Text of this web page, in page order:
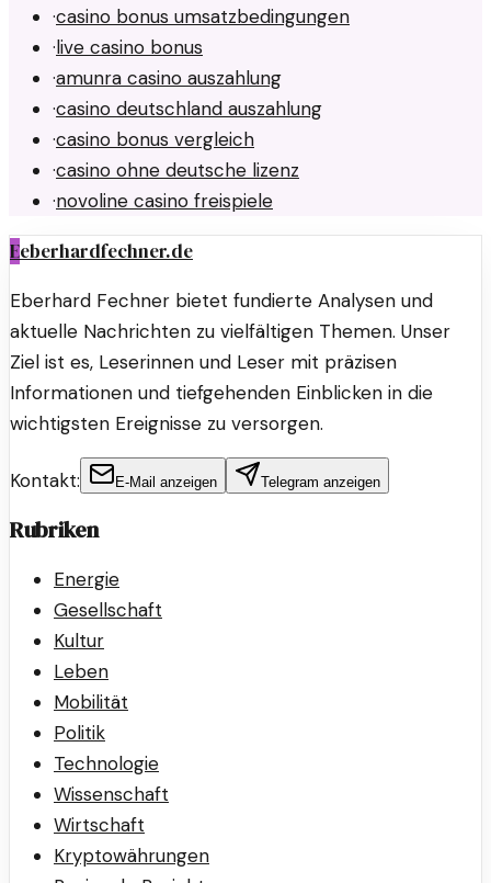
·casino bonus umsatzbedingungen
·live casino bonus
·amunra casino auszahlung
·casino deutschland auszahlung
·casino bonus vergleich
·casino ohne deutsche lizenz
·novoline casino freispiele
Eeberhardfechner.de
Eberhard Fechner bietet fundierte Analysen und
aktuelle Nachrichten zu vielfältigen Themen. Unser
Ziel ist es, Leserinnen und Leser mit präzisen
Informationen und tiefgehenden Einblicken in die
wichtigsten Ereignisse zu versorgen.
Kontakt: E-Mail anzeigen Telegram anzeigen
Rubriken
Energie
Gesellschaft
Kultur
Leben
Mobilität
Politik
Technologie
Wissenschaft
Wirtschaft
Kryptowährungen